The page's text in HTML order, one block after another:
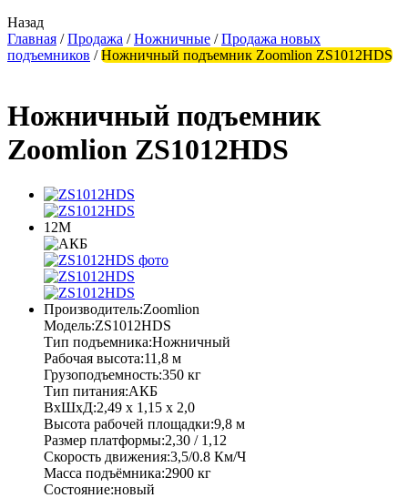
Назад
Главная / Продажа / Ножничные / Продажа новых
подъемников / Ножничный подъемник Zoomlion ZS1012HDS
Ножничный подъемник
Zoomlion ZS1012HDS
12М
Производитель:Zoomlion
Модель:ZS1012HDS
Тип подъемника:Ножничный
Рабочая высота:11,8 м
Грузоподъемность:350 кг
Тип питания:АКБ
ВхШхД:2,49 х 1,15 х 2,0
Высота рабочей площадки:9,8 м
Размер платформы:2,30 / 1,12
Скорость движения:3,5/0.8 Км/Ч
Масса подъёмника:2900 кг
Состояние:новый